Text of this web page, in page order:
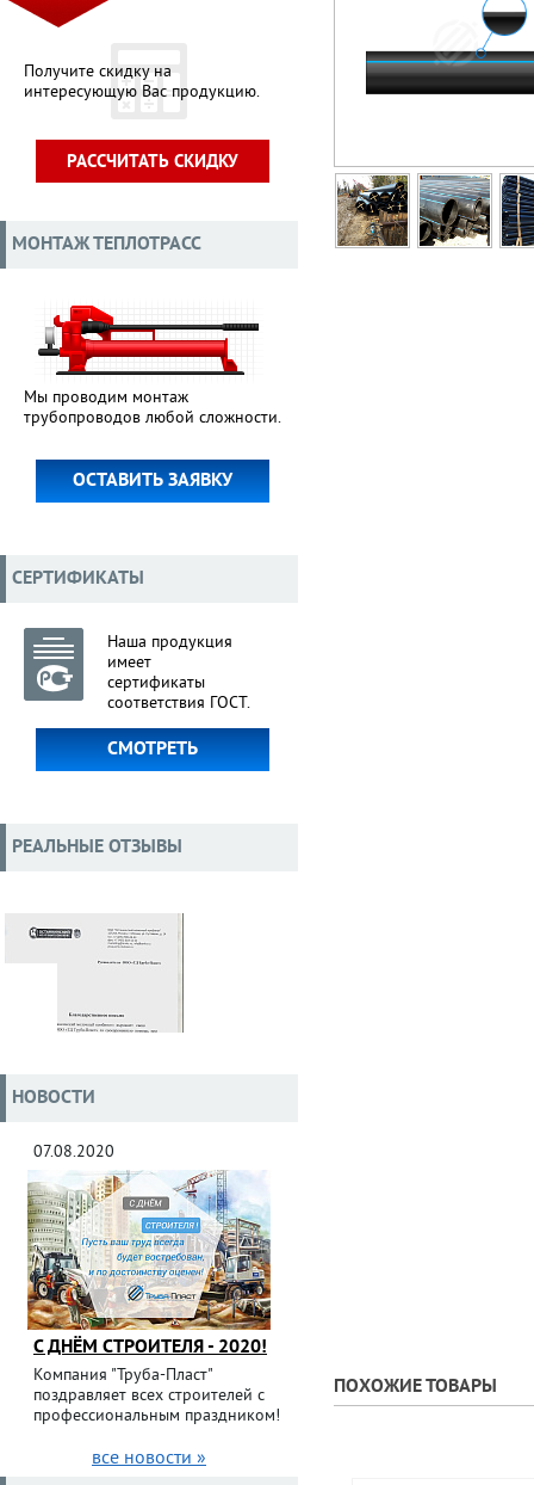
ПОХОЖИЕ ТОВАРЫ
Получите скидку на
интересующую Вас продукцию.
РАССЧИТАТЬ СКИДКУ
МОНТАЖ ТЕПЛОТРАСС
Мы проводим монтаж
трубопроводов любой сложности.
ОСТАВИТЬ ЗАЯВКУ
СЕРТИФИКАТЫ
Наша продукция
имеет
сертификаты
соответствия ГОСТ.
СМОТРЕТЬ
РЕАЛЬНЫЕ ОТЗЫВЫ
НОВОСТИ
07.08.2020
С ДНЁМ СТРОИТЕЛЯ - 2020!
Компания "Труба-Пласт"
поздравляет всех строителей с
профессиональным праздником!
все новости »